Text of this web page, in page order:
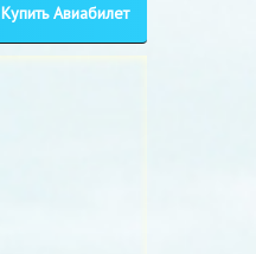
Купить Авиабилет